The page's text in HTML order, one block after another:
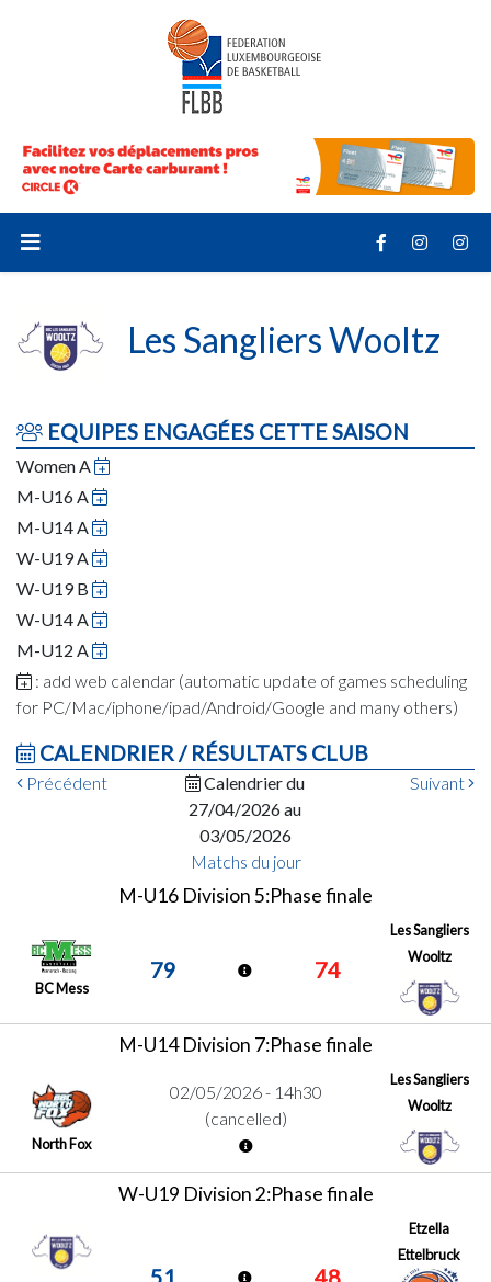
Les Sangliers Wooltz
EQUIPES ENGAGÉES CETTE SAISON
Women A
M-U16 A
M-U14 A
W-U19 A
W-U19 B
W-U14 A
M-U12 A
: add web calendar (automatic update of games scheduling
for PC/Mac/iphone/ipad/Android/Google and many others)
CALENDRIER / RÉSULTATS CLUB
Précédent
Calendrier du
27/04/2026 au
03/05/2026
Suivant
Matchs du jour
M-U16 Division 5:Phase finale
BC Mess
79 74
Les Sangliers
Wooltz
M-U14 Division 7:Phase finale
North Fox
02/05/2026 - 14h30
(cancelled)
Les Sangliers
Wooltz
W-U19 Division 2:Phase finale
51 48
Etzella
Ettelbruck